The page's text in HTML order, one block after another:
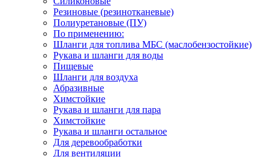
Резиновые (резинотканевые)
Полиуретановые (ПУ)
По применению:
Шланги для топлива МБС (маслобензостойкие)
Рукава и шланги для воды
Пищевые
Шланги для воздуха
Абразивные
Химстойкие
Рукава и шланги для пара
Химстойкие
Рукава и шланги остальное
Для деревообработки
Для вентиляции